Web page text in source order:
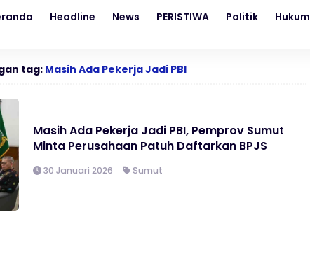
Headline News PERISTIWA Politik Hukum
tag: Masih Ada Pekerja Jadi PBI
Masih Ada Pekerja Jadi PBI, Pemprov Sumut
Minta Perusahaan Patuh Daftarkan BPJS
30 Januari 2026 Sumut